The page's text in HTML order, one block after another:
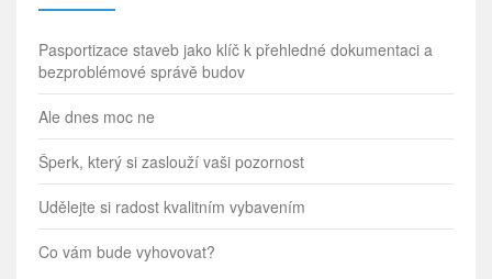
Pasportizace staveb jako klíč k přehledné dokumentaci a
bezproblémové správě budov
Ale dnes moc ne
Šperk, který si zaslouží vaši pozornost
Udělejte si radost kvalitním vybavením
Co vám bude vyhovovat?